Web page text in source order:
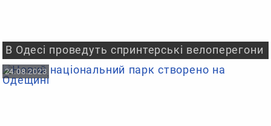
В Одесі проведуть спринтерські велоперегони
24.08.2023